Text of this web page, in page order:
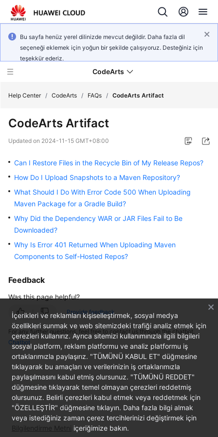
Bu sayfa henüz yerel dilinizde mevcut değildir. Daha fazla dil
seçeneği eklemek için yoğun bir şekilde çalışıyoruz. Desteğiniz için
teşekkür ederiz.
CodeArts
Service
Overview
Billing
Getting
Started
User
Guide
Best
Practices
API
FAQs
Videos
More
Documents
General
Reference
Glossary
Help Center / CodeArts / FAQs / CodeArts Artifact
CodeArts Artifact
Updated on 2024-11-15 GMT+08:00
Can I Restore Files in the Recycle Bin of My Release Repos?
How Do I Upload Snapshots to a Maven Repository?
What Should I Do With Error Code 500 When Uploading
Maven Package for a Gradle Build?
Why Did the Dependency WAR or JAR Files Fail to Be
Downloaded?
Why Is Error 401 Returned When Uploading Maven
Components to Self-Hosted Repos?
Feedback
Was this page helpful?
Provide feedback
For any further questions, feel free to contact us through the chatbot.
Chatbot
İçerikleri ve reklamları kişiselleştirmek, sosyal medya
özellikleri sunmak ve web sitemizdeki trafiği analiz etmek için
çerezleri kullanırız. Ayrıca sitemizi kullanımınızla ilgili bilgileri
sosyal platform, reklam platformu ve analiz platformu iş
ortaklarımızla paylaşırız. "TÜMÜNÜ KABUL ET" düğmesine
tıklayarak bu amaçları ve verilerinizin iş ortaklarımızla
paylaşılmasını kabul etmiş olursunuz. "TÜMÜNÜ REDDET"
düğmesine tıklayarak temel olmayan çerezleri reddetmiş
olursunuz. Belirli çerezleri kabul etmek veya reddetmek için
"ÖZELLEŞTİR" düğmesine tıklayın. Daha fazla bilgi almak
veya istediğiniz zaman çerez tercihlerinizi değiştirmek için
Bilgilendirme Metni içeriğimize bakın.